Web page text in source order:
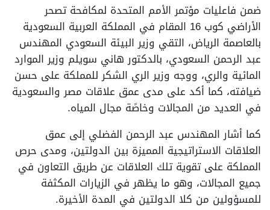
ضمن فاعليات مؤتمر الأمم المتحدة لمكافحة تصحر
الأراضي كوب 16 المقام في المملكة العربية السعودية
بالعاصمة الرياض، التقي وزير البيئة السعودي المهندس
عبد الرحمن السعودي، بالدكتور هاني سويلم وزير الموارد
المائية والري، ووجه وزير الري الشكر للمملكة على حسن
ضيافته، كما أكد على مدى عمق علاقات مصر والسعودية
في العديد من المجالات وخاصًة مجال المياه.
كما أشار المهندس عبد الرحمن الفضلي إلى عمق
العلاقات الاستراتيجية المميزة بين الدولتين، ومدى حرص
المملكة على تقوية تلك العلاقات عن طريق التعاون في
جميع المجالات، وهو ما يظهر في الزيارات المكثفة
للمسؤولين من كلا الدولتين في المدة الأخيرة.